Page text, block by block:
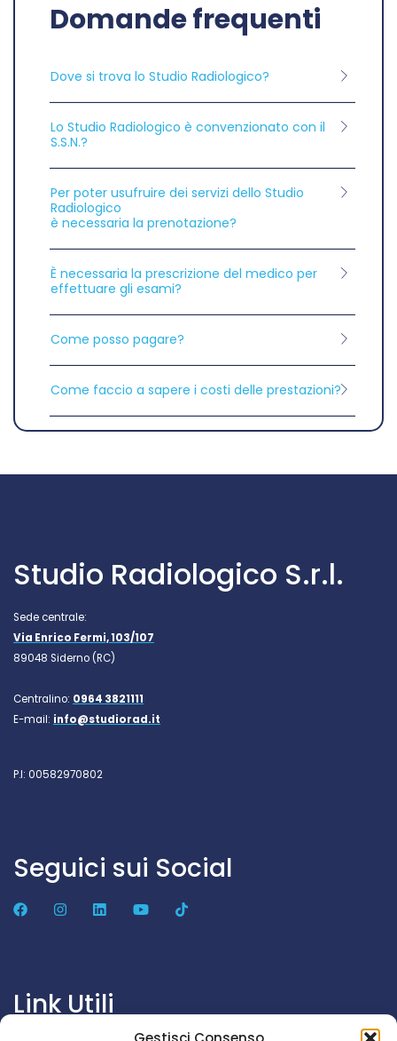
Domande frequenti
Dove si trova lo Studio Radiologico?
Lo Studio Radiologico è convenzionato con il
S.S.N.?
Per poter usufruire dei servizi dello Studio
Radiologico
è necessaria la prenotazione?
È necessaria la prescrizione del medico per
effettuare gli esami?
Come posso pagare?
Come faccio a sapere i costi delle prestazioni?
Studio Radiologico S.r.l.
Sede centrale:
Via Enrico Fermi, 103/107
89048 Siderno (RC)
Centralino: 0964 3821111
E-mail: info@studiorad.it
P.I: 00582970802
Seguici sui Social
Link Utili